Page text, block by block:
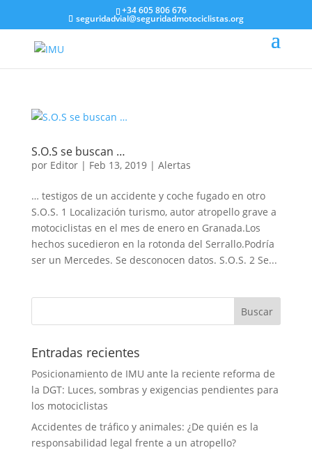
+34 605 806 676
seguridadvial@seguridadmotociclistas.org
S.O.S se buscan …
por Editor| Feb 13, 2019| Alertas
… testigos de un accidente y coche fugado en otro
S.O.S. 1 Localización turismo, autor atropello grave a
motociclistas en el mes de enero en Granada.Los
hechos sucedieron en la rotonda del Serrallo.Podría
ser un Mercedes. Se desconocen datos. S.O.S. 2 Se...
Entradas recientes
Posicionamiento de IMU ante la reciente reforma de
la DGT: Luces, sombras y exigencias pendientes para
los motociclistas
Accidentes de tráfico y animales: ¿De quién es la
responsabilidad legal frente a un atropello?